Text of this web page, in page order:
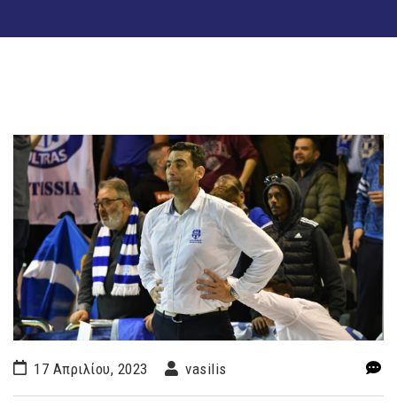
17 Απριλίου, 2023 vasilis